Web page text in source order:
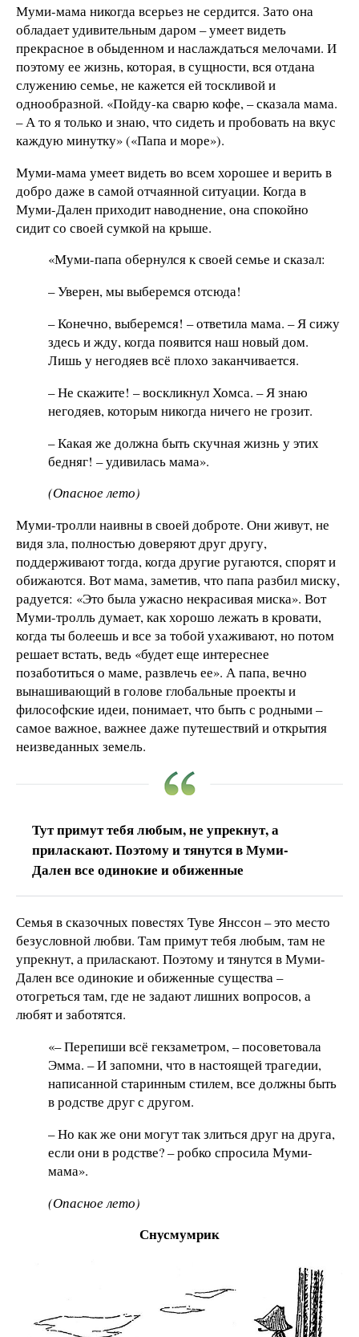
Муми-мама никогда всерьез не сердится. Зато она
обладает удивительным даром – умеет видеть
прекрасное в обыденном и наслаждаться мелочами. И
поэтому ее жизнь, которая, в сущности, вся отдана
служению семье, не кажется ей тоскливой и
однообразной. «Пойду-ка сварю кофе, – сказала мама.
– А то я только и знаю, что сидеть и пробовать на вкус
каждую минутку» («Папа и море»).
Муми-мама умеет видеть во всем хорошее и верить в
добро даже в самой отчаянной ситуации. Когда в
Муми-Дален приходит наводнение, она спокойно
сидит со своей сумкой на крыше.
«Муми-папа обернулся к своей семье и сказал:
– Уверен, мы выберемся отсюда!
– Конечно, выберемся! – ответила мама. – Я сижу
здесь и жду, когда появится наш новый дом.
Лишь у негодяев всё плохо заканчивается.
– Не скажите! – воскликнул Хомса. – Я знаю
негодяев, которым никогда ничего не грозит.
– Какая же должна быть скучная жизнь у этих
бедняг! – удивилась мама».
(Опасное лето)
Муми-тролли наивны в своей доброте. Они живут, не
видя зла, полностью доверяют друг другу,
поддерживают тогда, когда другие ругаются, спорят и
обижаются. Вот мама, заметив, что папа разбил миску,
радуется: «Это была ужасно некрасивая миска». Вот
Муми-тролль думает, как хорошо лежать в кровати,
когда ты болеешь и все за тобой ухаживают, но потом
решает встать, ведь «будет еще интереснее
позаботиться о маме, развлечь ее». А папа, вечно
вынашивающий в голове глобальные проекты и
философские идеи, понимает, что быть с родными –
самое важное, важнее даже путешествий и открытия
неизведанных земель.
Тут примут тебя любым, не упрекнут, а
приласкают. Поэтому и тянутся в Муми-
Дален все одинокие и обиженные
Семья в сказочных повестях Туве Янссон – это место
безусловной любви. Там примут тебя любым, там не
упрекнут, а приласкают. Поэтому и тянутся в Муми-
Дален все одинокие и обиженные существа –
отогреться там, где не задают лишних вопросов, а
любят и заботятся.
«– Перепиши всё гекзаметром, – посоветовала
Эмма. – И запомни, что в настоящей трагедии,
написанной старинным стилем, все должны быть
в родстве друг с другом.
– Но как же они могут так злиться друг на друга,
если они в родстве? – робко спросила Муми-
мама».
(Опасное лето)
Снусмумрик